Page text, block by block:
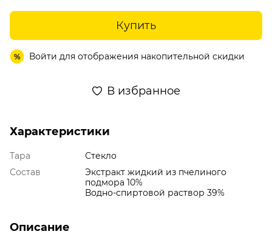
Купить
% Войти для отображения накопительной скидки
В избранное
Характеристики
Тара
Стекло
Состав
Экстракт жидкий из пчелиного
подмора 10%
Водно-спиртовой раствор 39%
Описание